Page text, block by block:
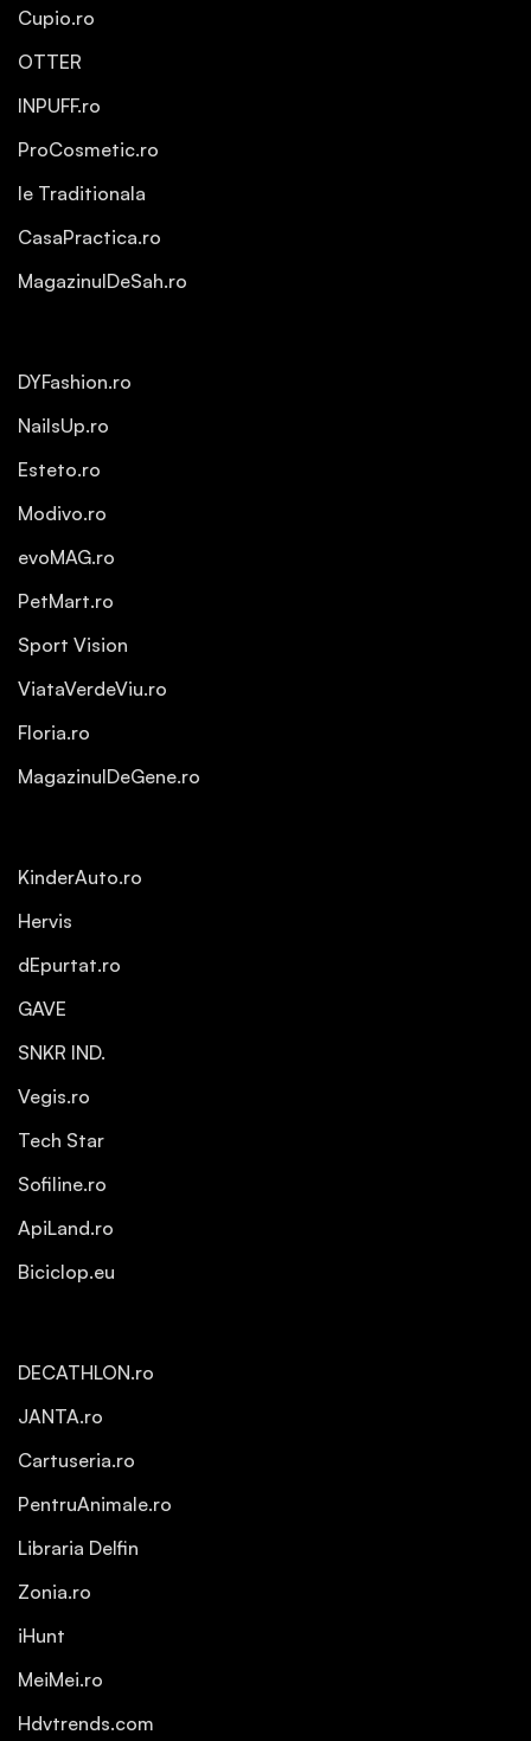
Cupio.ro
OTTER
INPUFF.ro
ProCosmetic.ro
Ie Traditionala
CasaPractica.ro
MagazinulDeSah.ro
DYFashion.ro
NailsUp.ro
Esteto.ro
Modivo.ro
evoMAG.ro
PetMart.ro
Sport Vision
ViataVerdeViu.ro
Floria.ro
MagazinulDeGene.ro
KinderAuto.ro
Hervis
dEpurtat.ro
GAVE
SNKR IND.
Vegis.ro
Tech Star
Sofiline.ro
ApiLand.ro
Biciclop.eu
DECATHLON.ro
JANTA.ro
Cartuseria.ro
PentruAnimale.ro
Libraria Delfin
Zonia.ro
iHunt
MeiMei.ro
Hdvtrends.com